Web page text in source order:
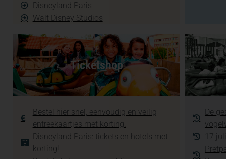
Disneyland Paris
Walt Disney Studios
Ticketshop
Bestel hier snel, eenvoudig en veilig
entreekaartjes met korting.
Disneyland Paris: tickets en hotels met
korting!
De
17